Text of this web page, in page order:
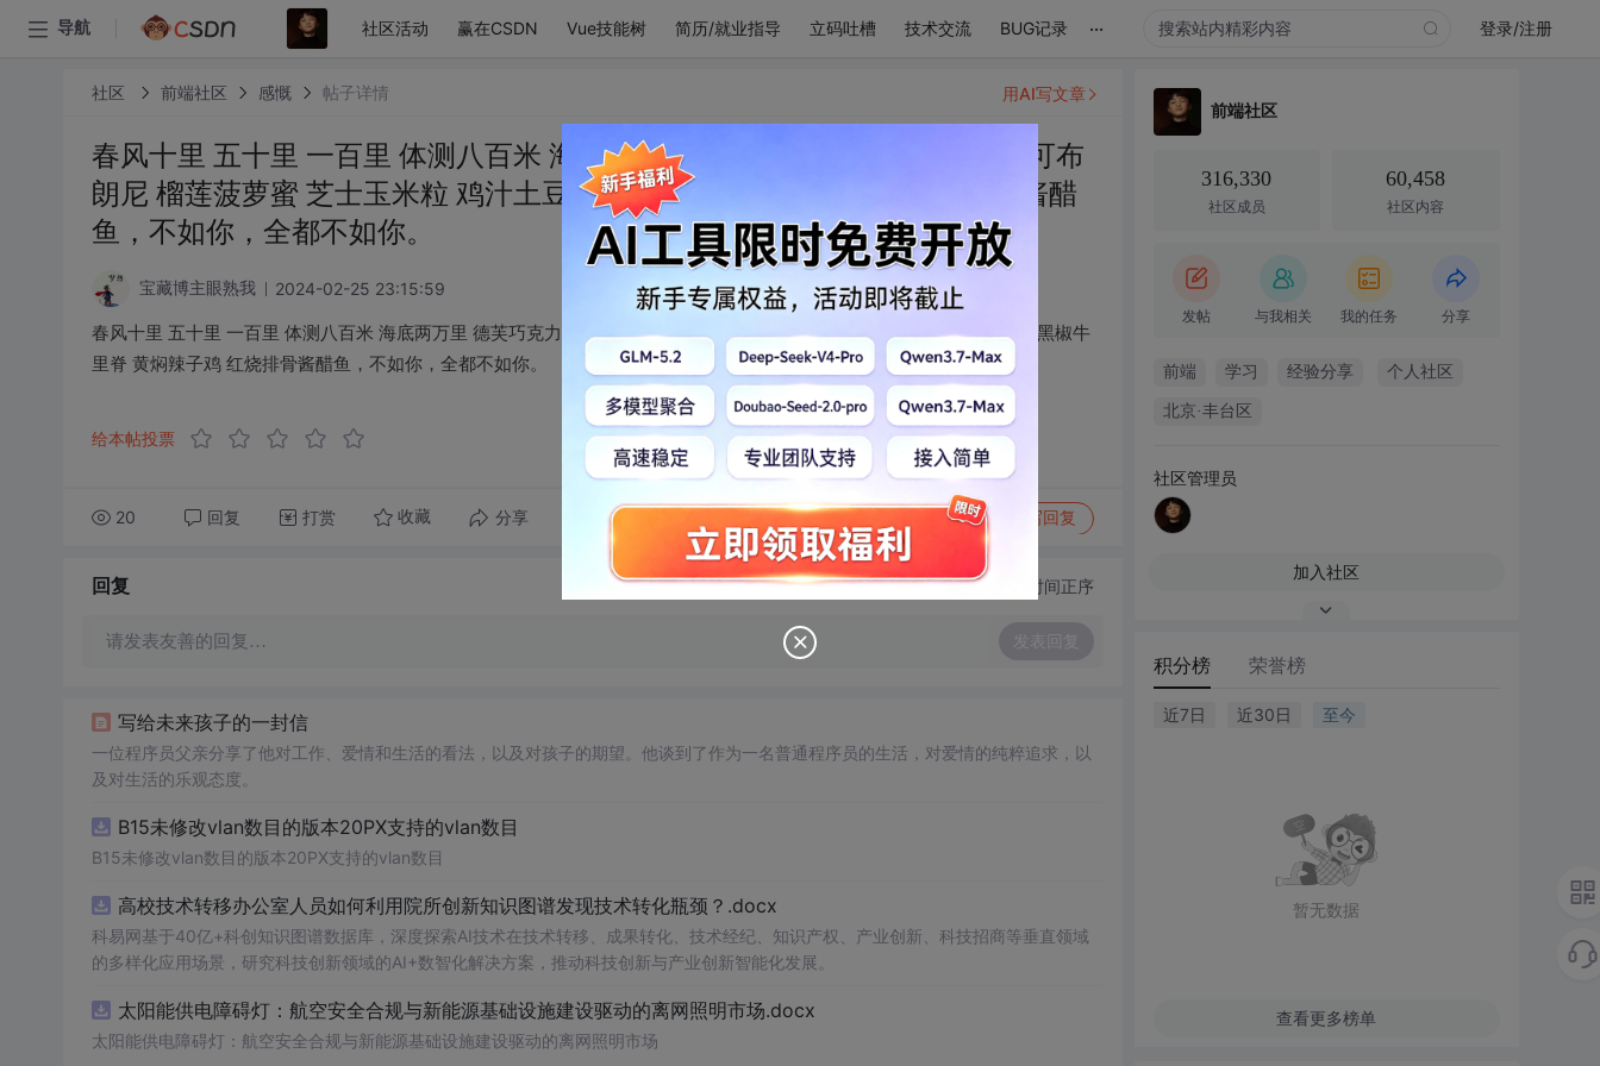
导航 社区活动 赢在CSDN Vue技能树 简历/就业指导 立码吐槽 技术交流 BUG记录 ... 登录/注册
社区 前端社区 感慨 帖子详情
春风十里 五十里 一百里 体测八百米 海底两万里 德芙巧克力 香草味八喜 可可布
朗尼 榴莲菠萝蜜 芝士玉米粒 鸡汁土豆泥 黑椒牛里脊 黄焖辣子鸡 红烧排骨酱醋
鱼，不如你，全都不如你。
宝藏博主眼熟我 2024-02-25 23:15:59
春风十里 五十里 一百里 体测八百米 海底两万里 德芙巧克力 香草味八喜 可可布朗尼 榴莲菠萝蜜 芝士玉米粒 鸡汁土豆泥 黑椒牛
里脊 黄焖辣子鸡 红烧排骨酱醋鱼，不如你，全都不如你。
给本帖投票
20 回复 打赏 收藏 分享 转发到动态 举报 写回复
用AI写文章
回复 切换为时间正序
请发表友善的回复… 发表回复
写给未来孩子的一封信
一位程序员父亲分享了他对工作、爱情和生活的看法，以及对孩子的期望。他谈到了作为一名普通程序员的生活，对爱情的纯粹追求，以
及对生活的乐观态度。
B15未修改vlan数目的版本20PX支持的vlan数目
B15未修改vlan数目的版本20PX支持的vlan数目
高校技术转移办公室人员如何利用院所创新知识图谱发现技术转化瓶颈？.docx
科易网基于40亿+科创知识图谱数据库，深度探索AI技术在技术转移、成果转化、技术经纪、知识产权、产业创新、科技招商等垂直领域
的多样化应用场景，研究科技创新领域的AI+数智化解决方案，推动科技创新与产业创新智能化发展。
太阳能供电障碍灯：航空安全合规与新能源基础设施建设驱动的离网照明市场.docx
太阳能供电障碍灯：航空安全合规与新能源基础设施建设驱动的离网照明市场
前端社区
316,330
社区成员
60,458
社区内容
发帖 与我相关 我的任务 分享
前端 学习 经验分享 个人社区
北京·丰台区
社区管理员
加入社区
积分榜 荣誉榜
近7日 近30日 至今
暂无数据
查看更多榜单